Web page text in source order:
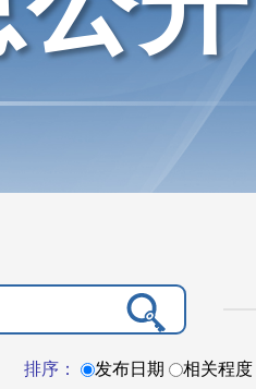
排序： 发布日期 相关程度